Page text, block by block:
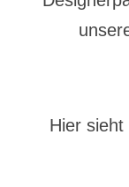
Hier